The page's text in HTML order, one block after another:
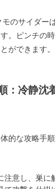
のサイダー
。ピンチの
ができます。
：冷静沈
的な攻略手
注意し、巣に